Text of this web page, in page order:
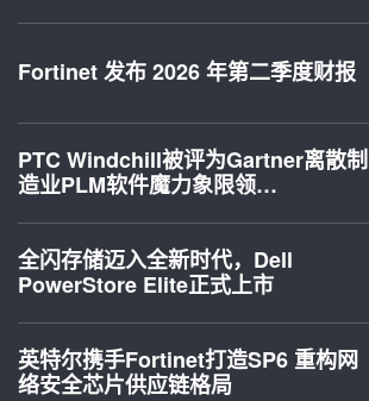
Fortinet 发布 2026 年第二季度财报
PTC Windchill被评为Gartner离散制
造业PLM软件魔力象限领…
全闪存储迈入全新时代，Dell
PowerStore Elite正式上市
英特尔携手Fortinet打造SP6 重构网
络安全芯片供应链格局